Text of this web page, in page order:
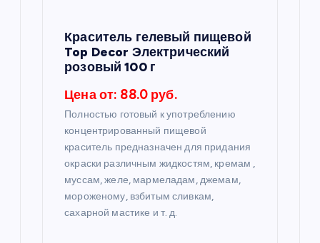
Краситель гелевый пищевой
Top Decor Электрический
розовый 100 г
Цена от: 88.0 руб.
Полностью готовый к употреблению
концентрированный пищевой
краситель предназначен для придания
окраски различным жидкостям, кремам ,
муссам, желе, мармеладам, джемам,
мороженому, взбитым сливкам,
сахарной мастике и т. д.